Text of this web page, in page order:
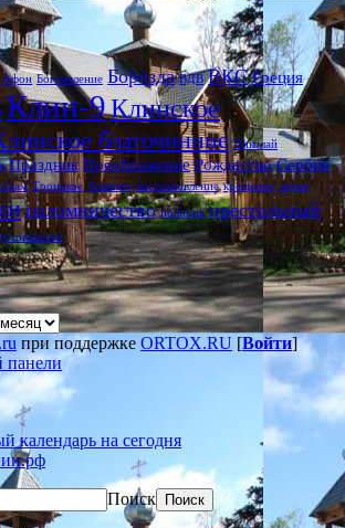
Афон Богоявление Борозда ВДВ ВКС Греция
Клин-9Клинское
благочинние Николай
Праздник Преображение Рождество Сербия
Троицкое Успение восстановление крещение лития
паломничество полиция престольный
при поддержке ORTOX.RU [Войти]
панели
календарь на сегодня
Поиск